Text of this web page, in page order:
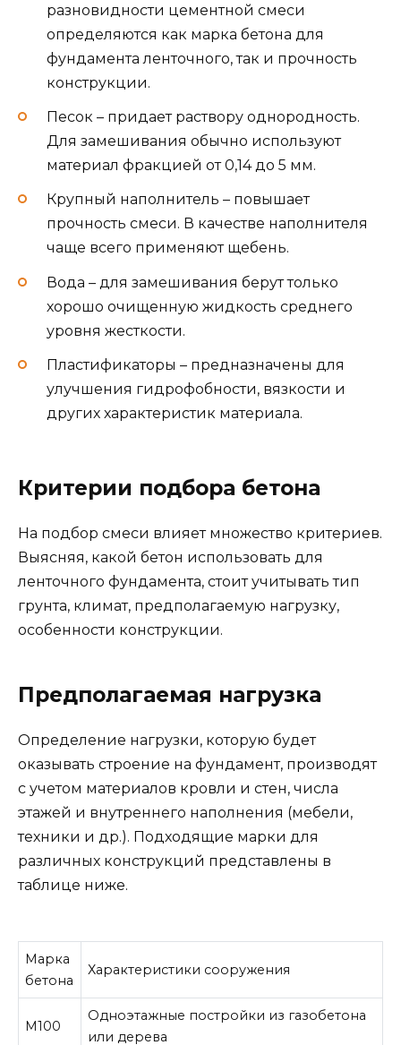
разновидности цементной смеси
определяются как марка бетона для
фундамента ленточного, так и прочность
конструкции.
Песок – придает раствору однородность.
Для замешивания обычно используют
материал фракцией от 0,14 до 5 мм.
Крупный наполнитель – повышает
прочность смеси. В качестве наполнителя
чаще всего применяют щебень.
Вода – для замешивания берут только
хорошо очищенную жидкость среднего
уровня жесткости.
Пластификаторы – предназначены для
улучшения гидрофобности, вязкости и
других характеристик материала.
Критерии подбора бетона
На подбор смеси влияет множество критериев.
Выясняя, какой бетон использовать для
ленточного фундамента, стоит учитывать тип
грунта, климат, предполагаемую нагрузку,
особенности конструкции.
Предполагаемая нагрузка
Определение нагрузки, которую будет
оказывать строение на фундамент, производят
с учетом материалов кровли и стен, числа
этажей и внутреннего наполнения (мебели,
техники и др.). Подходящие марки для
различных конструкций представлены в
таблице ниже.
Марка
бетона
Характеристики сооружения
М100
Одноэтажные постройки из газобетона
или дерева